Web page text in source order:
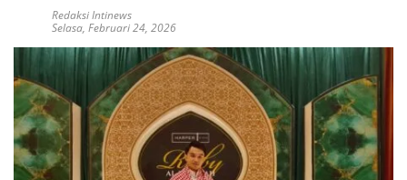
Redaksi Intinews
Selasa, Februari 24, 2026